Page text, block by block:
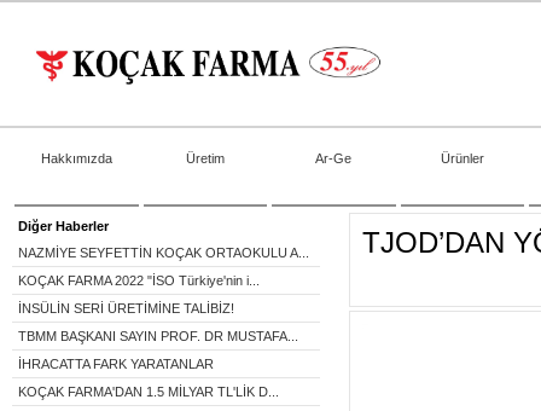
Hakkımızda Üretim Ar-Ge Ürünler
Diğer Haberler
NAZMİYE SEYFETTİN KOÇAK ORTAOKULU A...
KOÇAK FARMA 2022 "İSO Türkiye'nin i...
İNSÜLİN SERİ ÜRETİMİNE TALİBİZ!
TBMM BAŞKANI SAYIN PROF. DR MUSTAFA...
İHRACATTA FARK YARATANLAR
KOÇAK FARMA'DAN 1.5 MİLYAR TL'LİK D...
TJOD’DAN